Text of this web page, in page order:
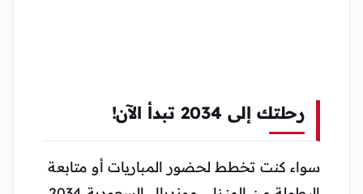
رحلتك إلى 2034 تبدأ الآن!
سواء كنت تخطط لحضور المباريات أو متابعة